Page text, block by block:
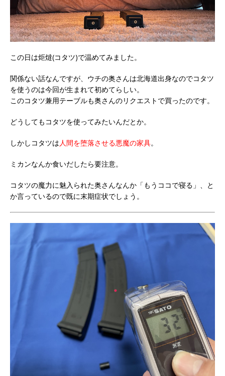
この日は炬燵(コタツ)で温めてみました。
関係ない話なんですが、ウチの奥さんは北海道出身なのでコタツ
を使うのは今回が生まれて初めてらしい。
このコタツ兼用テーブルも奥さんのリクエストで買ったのです。
どうしてもコタツを使ってみたいんだとか。
しかしコタツは人間を堕落させる悪魔の家具。
ミカンなんか食いだしたら要注意。
コタツの魔力に魅入られた奥さんなんか「もうココで寝る」、と
か言っているので既に末期症状でしょう。